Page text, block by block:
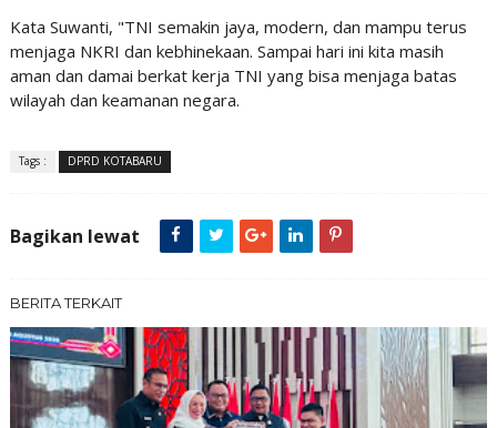
Kata Suwanti, "TNI semakin jaya, modern, dan mampu terus
menjaga NKRI dan kebhinekaan. Sampai hari ini kita masih
aman dan damai berkat kerja TNI yang bisa menjaga batas
wilayah dan keamanan negara.
Tags : DPRD KOTABARU
Bagikan lewat
BERITA TERKAIT